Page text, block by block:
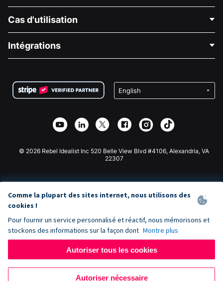
À propos de nous
Carrières
Confidentialité
Partenariat d'affiliation
Bibliothèque
Cas d'utilisation
Collecte de fonds médicale
Collecte de fonds caritative
Intégrations
Plugin de don Wix
Application de don Webflow
Don Joomla
© 2026 Rebel Idealist Inc 520 Belle View Blvd #4106, Alexandria, VA
22307
Comme la plupart des sites internet, nous utilisons des
cookies !
Pour fournir un service personnalisé et réactif, nous mémorisons et
stockons des informations sur la façon dont Montre plus
Autoriser tous les cookies
Autoriser nécessaire